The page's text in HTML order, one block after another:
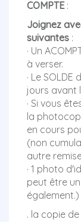
COMPTE:
Joignez
suivantes :
· Un
à verser.
· Le
jours avant
· Si vous
la
en cours
(non
autre
· 1 photo
peut être
également.)
. la copie